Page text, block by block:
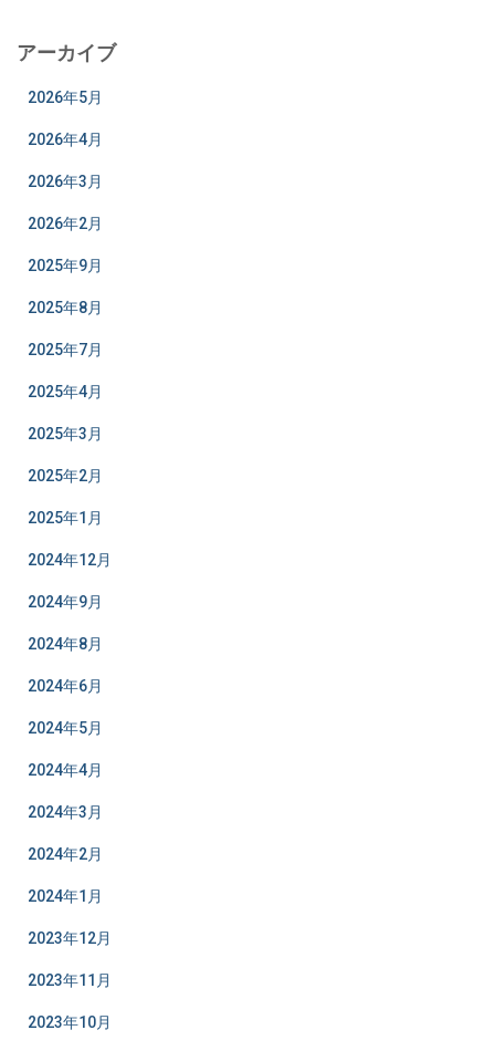
アーカイブ
2026年5月
2026年4月
2026年3月
2026年2月
2025年9月
2025年8月
2025年7月
2025年4月
2025年3月
2025年2月
2025年1月
2024年12月
2024年9月
2024年8月
2024年6月
2024年5月
2024年4月
2024年3月
2024年2月
2024年1月
2023年12月
2023年11月
2023年10月